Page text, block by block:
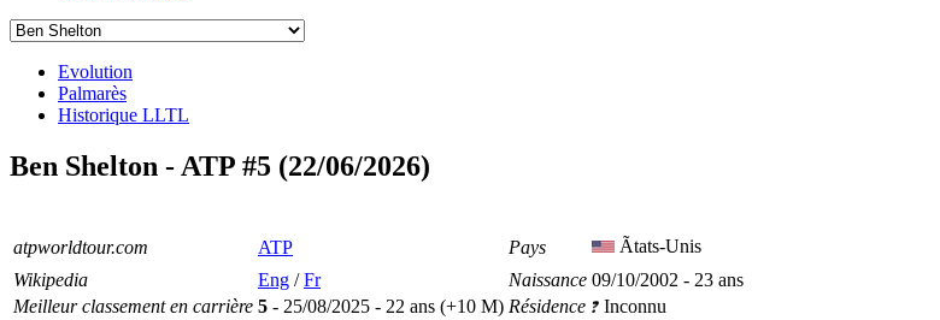
Evolution
Palmarès
Historique LLTL
Ben Shelton - ATP #5 (22/06/2026)
atpworldtour.com ATP Pays
Ãtats-Unis
Wikipedia
Eng /Fr Naissance 09/10/2002 - 23 ans
Meilleur classement en carrière 5 - 25/08/2025 - 22 ans (+10 M) Résidence
Inconnu